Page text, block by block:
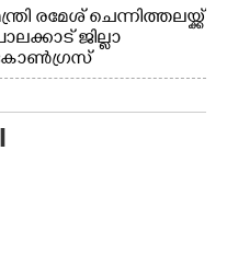
രമേശ് ചെന്നിത്തലയ്ക്ക്
ജില്ലാ